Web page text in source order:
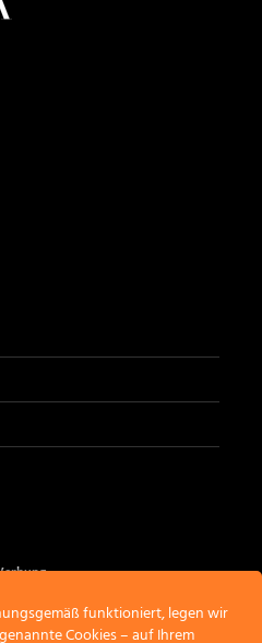
funktioniert, legen wir
Cookies – auf Ihrem